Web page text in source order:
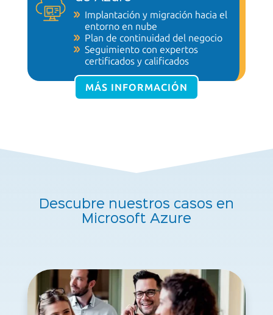
Implantación y migración hacia el
entornoen nube
Plan de continuidaddel negocio
Seguimiento con expertos
certificadosy calificados
MÁS INFORMACIÓN
Descubre nuestros casos en
Microsoft Azure